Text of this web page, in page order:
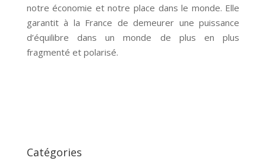
notre économie et notre place dans le monde. Elle
garantit à la France de demeurer une puissance
d’équilibre dans un monde de plus en plus
fragmenté et polarisé.
Catégories